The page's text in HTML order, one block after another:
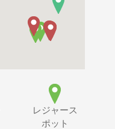
レジャース
ポット